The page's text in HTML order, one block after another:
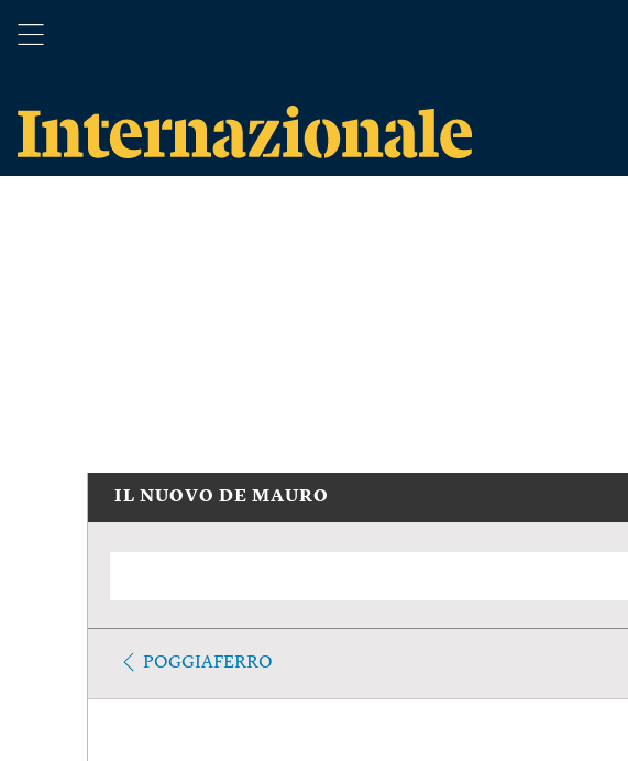
IL NUOVO DE MAURO
POGGIAFERRO